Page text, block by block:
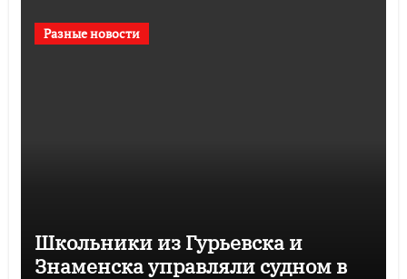
Разные новости
Школьники из Гурьевска и
Знаменска управляли судном в